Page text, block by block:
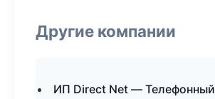
Другие компании
ИП Direct Net — Телефонный